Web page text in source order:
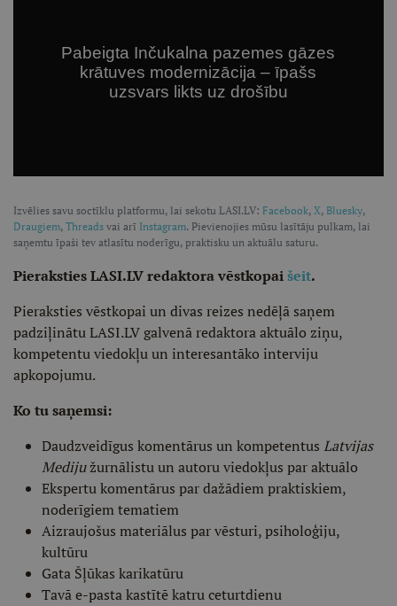
Izvēlies savu soctīklu platformu, lai sekotu LASI.LV: Facebook, X, Bluesky,
Draugiem, Threads vai arī Instagram. Pievienojies mūsu lasītāju pulkam, lai
saņemtu īpaši tev atlasītu noderīgu, praktisku un aktuālu saturu.
Pieraksties LASI.LV redaktora vēstkopaišeit.
Pieraksties vēstkopai un divas reizes nedēļā saņem
padziļinātu LASI.LV galvenā redaktora aktuālo ziņu,
kompetentu viedokļu un interesantāko interviju
apkopojumu.
Ko tu saņemsi:
Daudzveidīgus komentārus un kompetentus Latvijas
Medijužurnālistu un autoru viedokļus par aktuālo
Ekspertu komentārus par dažādiem praktiskiem,
noderīgiem tematiem
Aizraujošus materiālus par vēsturi, psiholoģiju,
kultūru
Gata Šļūkas karikatūru
Tavā e-pasta kastītē katru ceturtdienu